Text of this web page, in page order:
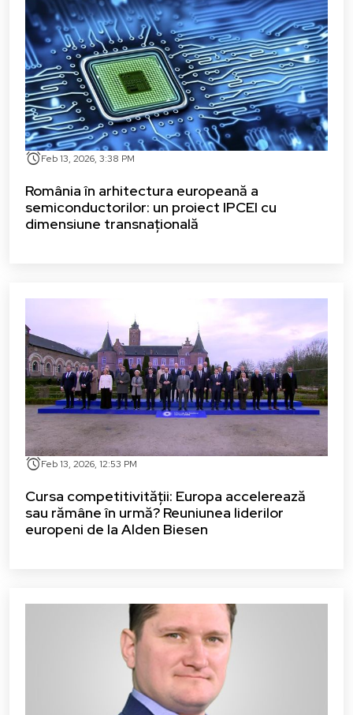
alarmFeb 13, 2026, 3:38 PM
România în arhitectura europeană a
semiconductorilor: un proiect IPCEI cu
dimensiune transnațională
alarmFeb 13, 2026, 12:53 PM
Cursa competitivității: Europa accelerează
sau rămâne în urmă? Reuniunea liderilor
europeni de la Alden Biesen